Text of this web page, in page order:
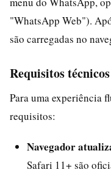
"WhatsApp Web").
são carregadas no
Requisitos
Para uma experiência
requisitos:
Navegador
Safari 11+ são